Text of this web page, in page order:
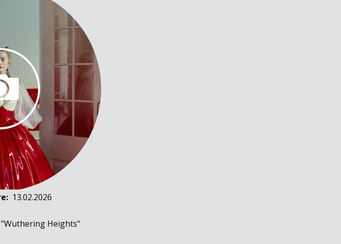
: 13.02.2026
"Wuthering Heights"